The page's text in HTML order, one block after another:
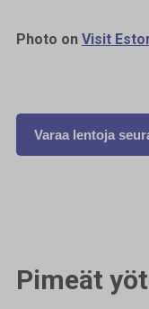
Photo on Visit
Varaa lentoja
Pimeät